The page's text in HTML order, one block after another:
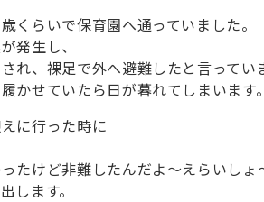
くらいで保育園へ通っていました。
発生し、
れ、裸足で外へ避難したと言ってい
かせていたら日が暮れてしまいます。
に行った時に
たけど非難したんだよ～えらいしょ
します。